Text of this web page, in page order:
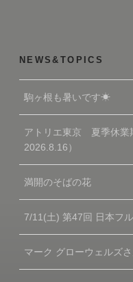
NEWS&TOPICS
駒ヶ根も暑いです☀
アトリエ東京 夏季休業
2026.8.16）
満開のそばの花
7/11(土) 第47回 日本フ
マーク グローウェルズ